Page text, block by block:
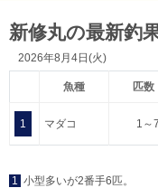
新修丸の最新釣
2026年8月4日(火)
魚種 匹数
1 マダコ 1～
1 小型多いが2番手6匹。